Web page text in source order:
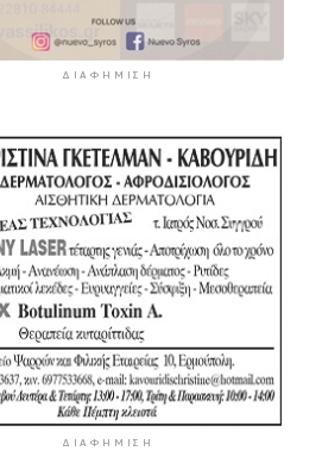
ΔΙΑΦΉΜΙΣΗ
ΔΙΑΦΉΜΙΣΗ